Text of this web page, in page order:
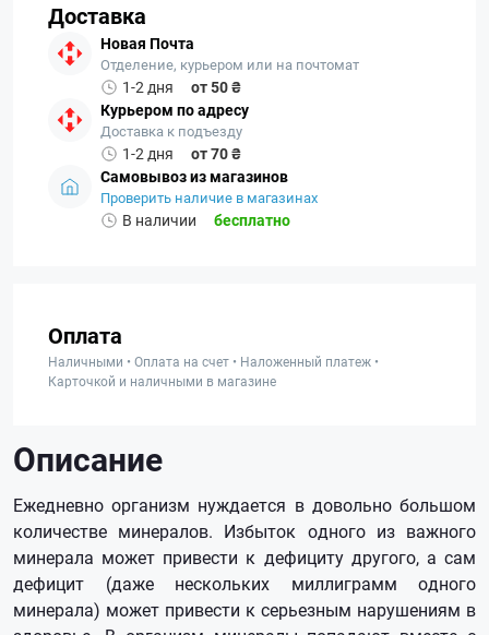
Доставка
Новая Почта
Отделение, курьером или на почтомат
1-2 дня
от 50 ₴
Курьером по адресу
Доставка к подъезду
1-2 дня
от 70 ₴
Самовывоз из магазинов
Проверить наличие в магазинах
В наличии бесплатно
Оплата
Наличными • Оплата на счет • Наложенный платеж •
Карточкой и наличными в магазине
Описание
Ежедневно организм нуждается в довольно большом
количестве минералов. Избыток одного из важного
минерала может привести к дефициту другого, а сам
дефицит (даже нескольких миллиграмм одного
минерала) может привести к серьезным нарушениям в